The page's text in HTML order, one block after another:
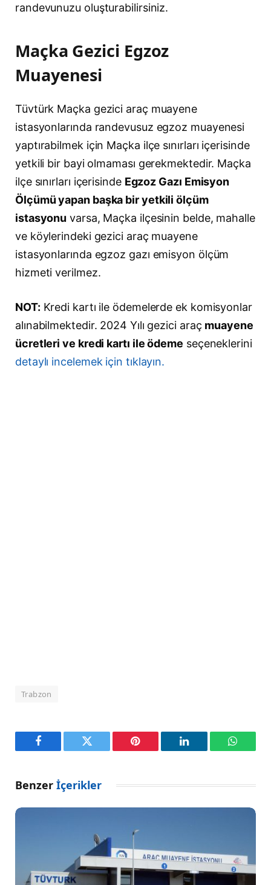
randevunuzu oluşturabilirsiniz.
Maçka Gezici Egzoz
Muayenesi
Tüvtürk Maçka gezici araç muayene
istasyonlarında randevusuz egzoz muayenesi
yaptırabilmek için Maçka ilçe sınırları içerisinde
yetkili bir bayi olmaması gerekmektedir. Maçka
ilçe sınırları içerisinde Egzoz Gazı Emisyon
Ölçümü yapan başka bir yetkili ölçüm
istasyonu varsa, Maçka ilçesinin belde, mahalle
ve köylerindeki gezici araç muayene
istasyonlarında egzoz gazı emisyon ölçüm
hizmeti verilmez.
NOT: Kredi kartı ile ödemelerde ek komisyonlar
alınabilmektedir. 2024 Yılı gezici araç muayene
ücretleri ve kredi kartı ile ödeme seçeneklerini
detaylı incelemek için tıklayın.
Trabzon
Facebook Twitter Pinterest LinkedIn
Benzer İçerikler